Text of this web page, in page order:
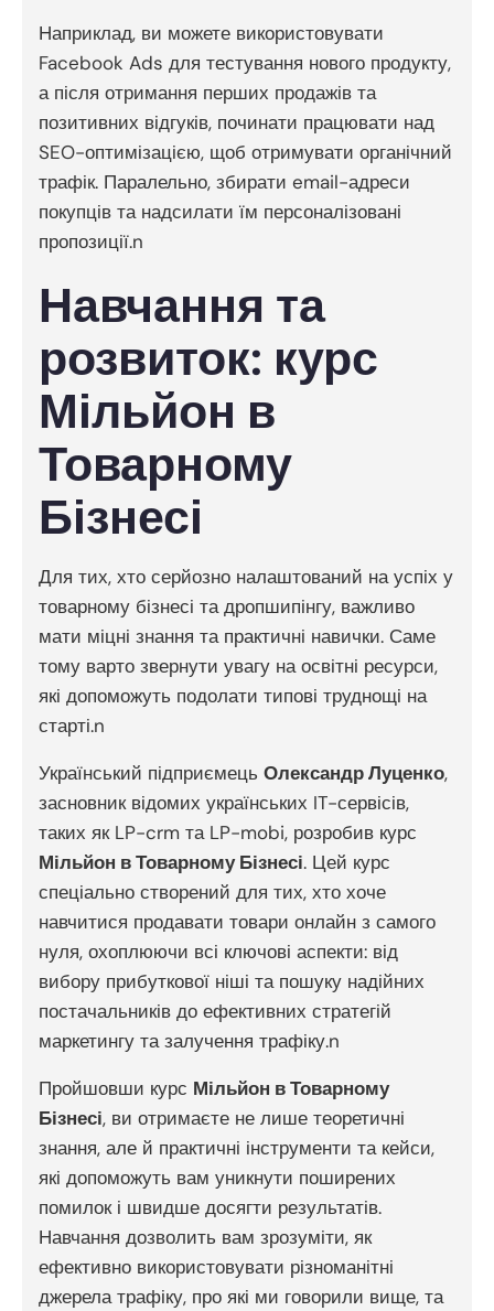
Наприклад, ви можете використовувати
Facebook Ads для тестування нового продукту,
а після отримання перших продажів та
позитивних відгуків, починати працювати над
SEO-оптимізацією, щоб отримувати органічний
трафік. Паралельно, збирати email-адреси
покупців та надсилати їм персоналізовані
пропозиції.n
Навчання та
розвиток: курс
Мільйон в
Товарному
Бізнесі
Для тих, хто серйозно налаштований на успіх у
товарному бізнесі та дропшипінгу, важливо
мати міцні знання та практичні навички. Саме
тому варто звернути увагу на освітні ресурси,
які допоможуть подолати типові труднощі на
старті.n
Український підприємець Олександр Луценко,
засновник відомих українських IT-сервісів,
таких як LP-crm та LP-mobi, розробив курс
Мільйон в Товарному Бізнесі. Цей курс
спеціально створений для тих, хто хоче
навчитися продавати товари онлайн з самого
нуля, охоплюючи всі ключові аспекти: від
вибору прибуткової ніші та пошуку надійних
постачальників до ефективних стратегій
маркетингу та залучення трафіку.n
Пройшовши курс Мільйон в Товарному
Бізнесі, ви отримаєте не лише теоретичні
знання, але й практичні інструменти та кейси,
які допоможуть вам уникнути поширених
помилок і швидше досягти результатів.
Навчання дозволить вам зрозуміти, як
ефективно використовувати різноманітні
джерела трафіку, про які ми говорили вище, та